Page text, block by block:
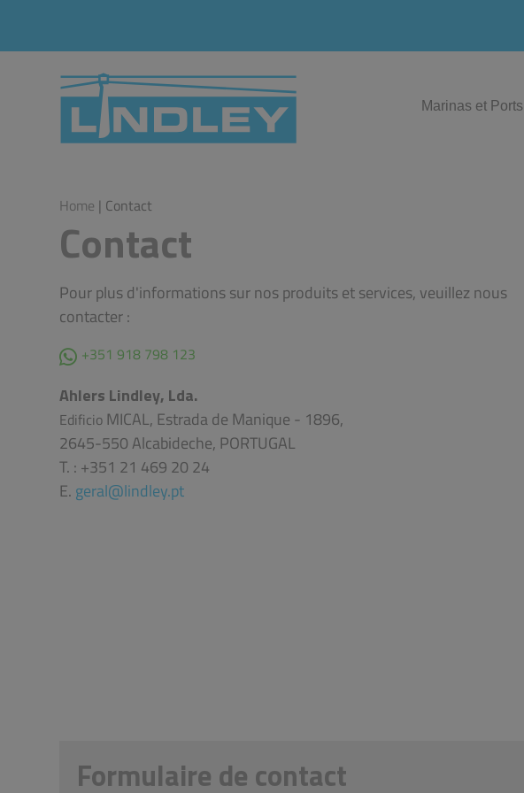
Marinas et
Home | Contact
Contact
Pour plus d'informations sur nos produits et services, veuillez nous
contacter :
+351 918 798 123
Ahlers Lindley, Lda.
Edificio MICAL, Estrada de Manique - 1896,
2645-550 Alcabideche, PORTUGAL
T. : +351 21 469 20 24
E. geral@lindley.pt
Formulaire de contact